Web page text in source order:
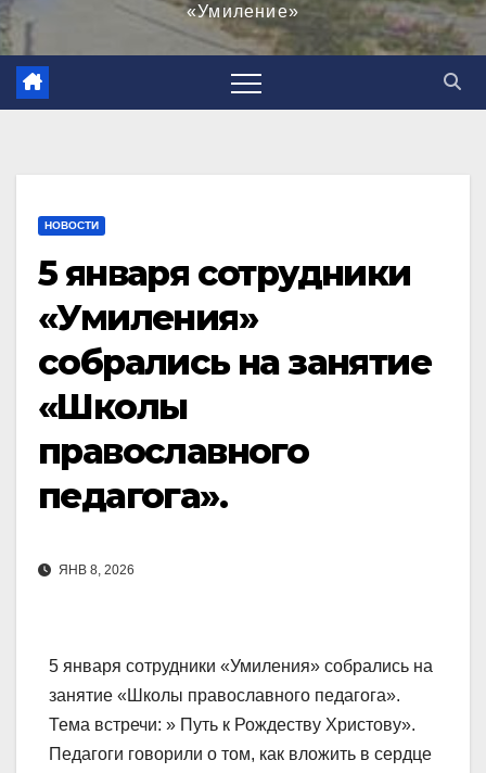
«Умиление»
НОВОСТИ
5 января сотрудники
«Умиления»
собрались на занятие
«Школы
православного
педагога».
ЯНВ 8, 2026
5 января сотрудники «Умиления» собрались на
занятие «Школы православного педагога».
Тема встречи: » Путь к Рождеству Христову».
Педагоги говорили о том, как вложить в сердце